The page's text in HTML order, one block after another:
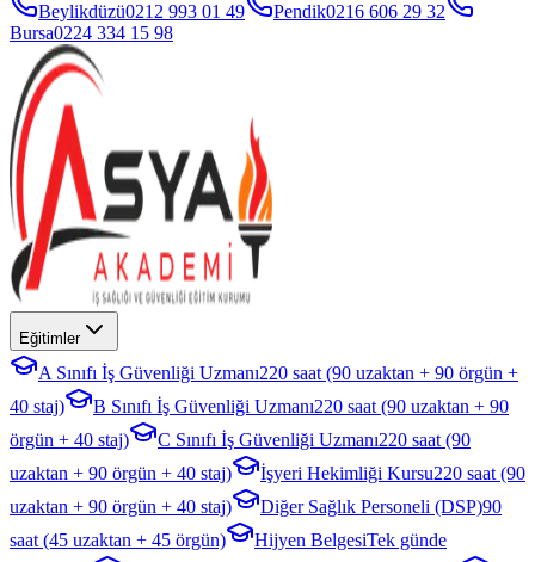
Beylikdüzü0212 993 01 49 Pendik0216 606 29 32
Bursa0224 334 15 98
Eğitimler
A Sınıfı İş Güvenliği Uzmanı220 saat (90 uzaktan + 90 örgün +
40 staj)
B Sınıfı İş Güvenliği Uzmanı220 saat (90 uzaktan + 90
örgün + 40 staj)
C Sınıfı İş Güvenliği Uzmanı220 saat (90
uzaktan + 90 örgün + 40 staj)
İşyeri Hekimliği Kursu220 saat (90
uzaktan + 90 örgün + 40 staj)
Diğer Sağlık Personeli (DSP)90
saat (45 uzaktan + 45 örgün)
Hijyen BelgesiTek günde